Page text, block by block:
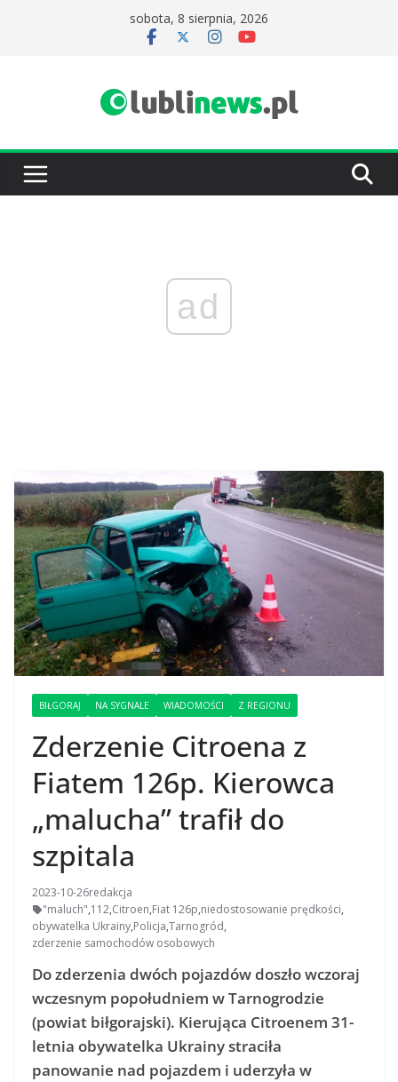
sobota, 8 sierpnia, 2026
ad
BIŁGORAJ NA SYGNALE WIADOMOŚCI Z REGIONU
Zderzenie Citroena z
Fiatem 126p. Kierowca
„malucha” trafił do
szpitala
2023-10-26redakcja
"maluch",112,Citroen,Fiat 126p,niedostosowanie prędkości,
obywatelka Ukrainy,Policja,Tarnogród,
zderzenie samochodów osobowych
Do zderzenia dwóch pojazdów doszło wczoraj
wczesnym popołudniem w Tarnogrodzie
(powiat biłgorajski). Kierująca Citroenem 31-
letnia obywatelka Ukrainy straciła
panowanie nad pojazdem i uderzyła w